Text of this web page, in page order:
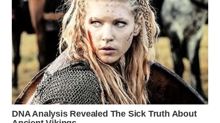
WN
SUBANG
WN
SUKABUMI
WN
PURWAKARTA